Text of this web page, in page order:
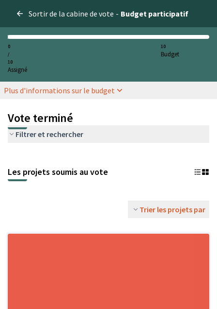
Sortir de la cabine de vote - Budget participatif
0
/
10
Assigné
10
Budget
Plus d'informations sur le budget
Vote terminé
Filtrer et rechercher
Les projets soumis au vote
Trier les projets par